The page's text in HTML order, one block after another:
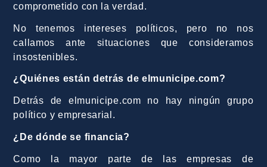
comprometido con la verdad.
No tenemos intereses políticos, pero no nos
callamos ante situaciones que consideramos
insostenibles.
¿Quiénes están detrás de elmunicipe.com?
Detrás de elmunicipe.com no hay ningún grupo
político y empresarial.
¿De dónde se financia?
Como la mayor parte de las empresas de